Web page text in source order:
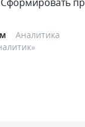
Аналитика
»